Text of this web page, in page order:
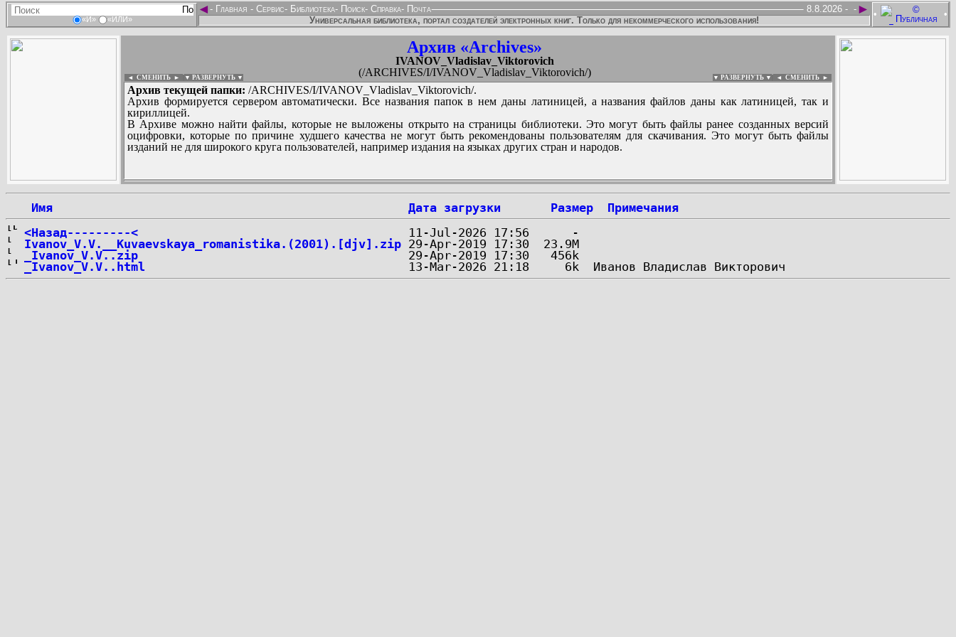
«И» «ИЛИ»
• •
◄ ►
- Главная - Сервис- Библиотека- Поиск- Справка- Почта -
8.8.2026 -
Универсальная библиотека, портал создателей электронных книг. Только для некоммерческого использования!
Архив «Archives»
IVANOV_Vladislav_Viktorovich
(/ARCHIVES/I/IVANOV_Vladislav_Viktorovich/)
◄ СМЕНИТЬ ► ▼ РАЗВЕРНУТЬ ▼ ▼ РАЗВЕРНУТЬ ▼ ◄ СМЕНИТЬ ►
Архив текущей папки: /ARCHIVES/I/IVANOV_Vladislav_Viktorovich/.
Архив формируется сервером автоматически. Все названия папок в нем даны латиницей, а названия файлов даны как латиницей, так и
кириллицей.
В Архиве можно найти файлы, которые не выложены открыто на страницы библиотеки. Это могут быть файлы ранее созданных версий
оцифровки, которые по причине худшего качества не могут быть рекомендованы пользователям для скачивания. Это могут быть файлы
изданий не для широкого круга пользователей, например издания на языках других стран и народов.
:
...
Имя Дата загрузки Размер
Примечания
<Назад---------<
Ivanov_V.V.__Kuvaevskaya_romanistika.(2001).[djv].zip
_Ivanov_V.V..zip
_Ivanov_V.V..html